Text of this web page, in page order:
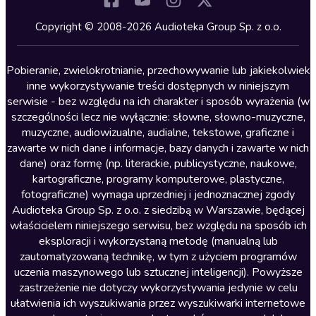
Kryminały
Lektury szkolne
Literatura anglojęzyczna
Literatura faktu
Literatura obyczajowa
Literatura piękna obca
Literatura piękna polska
Nagrania relaksacyjne
Nauka języków
Nauki humanistyczne
Podcasty i audycje
Polityka
Prasa
Copyright © 2008-2026 Audioteka Group Sp. z o.o.
Pobieranie, zwielokrotnianie, przechowywanie lub jakiekolwiek
inne wykorzystywanie treści dostępnych w niniejszym
serwisie - bez względu na ich charakter i sposób wyrażenia (w
szczególności lecz nie wyłącznie: słowne, słowno-muzyczne,
muzyczne, audiowizualne, audialne, tekstowe, graficzne i
zawarte w nich dane i informacje, bazy danych i zawarte w nich
dane) oraz formę (np. literackie, publicystyczne, naukowe,
kartograficzne, programy komputerowe, plastyczne,
fotograficzne) wymaga uprzedniej i jednoznacznej zgody
Audioteka Group Sp. z o.o. z siedzibą w Warszawie, będącej
właścicielem niniejszego serwisu, bez względu na sposób ich
eksploracji i wykorzystaną metodę (manualną lub
zautomatyzowaną technikę, w tym z użyciem programów
uczenia maszynowego lub sztucznej inteligencji). Powyższe
zastrzeżenie nie dotyczy wykorzystywania jedynie w celu
ułatwienia ich wyszukiwania przez wyszukiwarki internetowe